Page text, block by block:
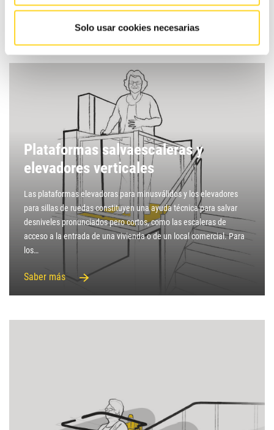
Solo usar cookies necesarias
Plataformas salvaescaleras y
elevadores verticales
Las plataformas elevadoras para minusválidos y los elevadores
para sillas de ruedas constituyen una ayuda técnica para salvar
desniveles pronunciados pero cortos, como las escaleras de
acceso a la entrada de una vivienda o de un local comercial. Para
los…
Saber más